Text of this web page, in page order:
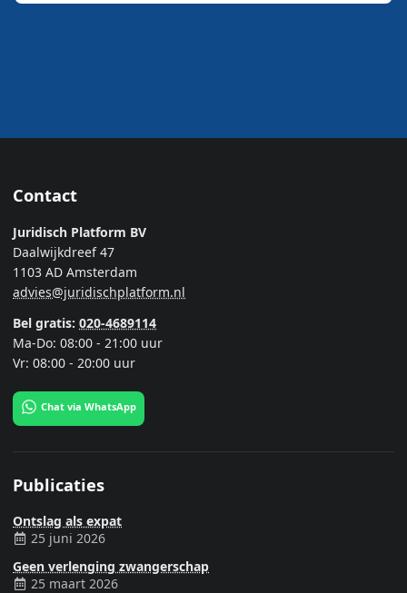
Contact
Juridisch Platform BV
Daalwijkdreef 47
1103 AD Amsterdam
advies@juridischplatform.nl
Bel gratis: 020-4689114
Ma-Do: 08:00 - 21:00 uur
Vr: 08:00 - 20:00 uur
Chat via WhatsApp
Publicaties
Ontslag als expat
25 juni 2026
Geen verlenging zwangerschap
25 maart 2026